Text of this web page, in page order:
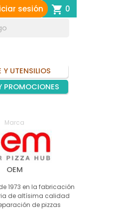
sesión shopping_cart 0
Y UTENSILIOS
PROMOCIONES
Marca
OEM
1973 en la fabricación
de altísima calidad
de pizzas